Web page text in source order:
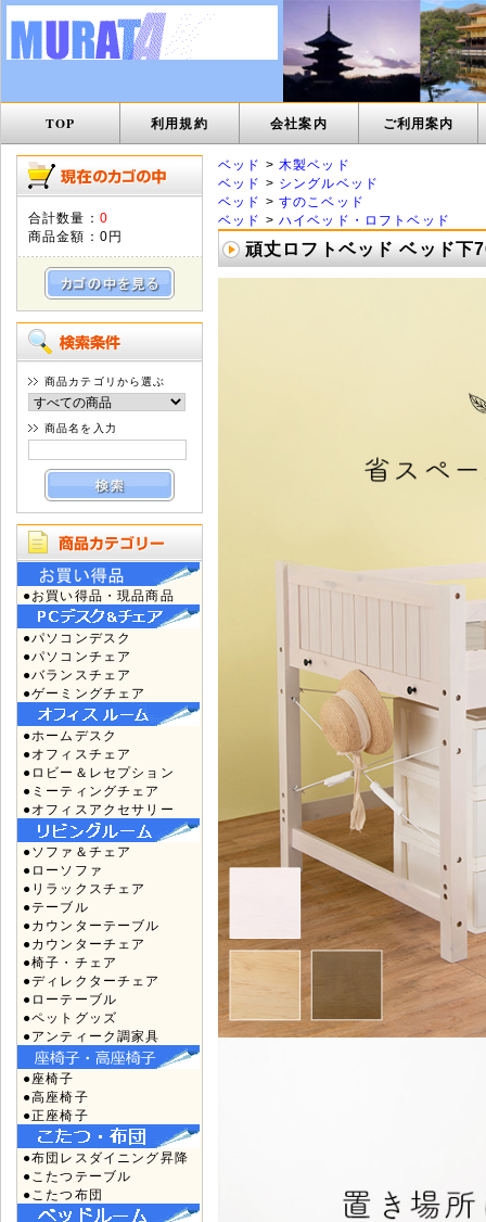
TOP 利用規約 会社案内 ご利用案内
合計数量： 0
商品金額： 0円
商品カテゴリから選ぶ
商品名を入力
●お買い得品・現品商品
●パソコンデスク
●パソコンチェア
●バランスチェア
●ゲーミングチェア
●ホームデスク
●オフィスチェア
●ロビー＆レセプション
●ミーティングチェア
●オフィスアクセサリー
●ソファ＆チェア
●ローソファ
●リラックスチェア
●テーブル
●カウンターテーブル
●カウンターチェア
●椅子・チェア
●ディレクターチェア
●ローテーブル
●ペットグッズ
●アンティーク調家具
●座椅子
●高座椅子
●正座椅子
●布団レスダイニング昇降
●こたつテーブル
●こたつ布団
ベッド > 木製ベッド
ベッド > シングルベッド
ベッド > すのこベッド
ベッド > ハイベッド・ロフトベッド
頑丈ロフトベッド ベッド下